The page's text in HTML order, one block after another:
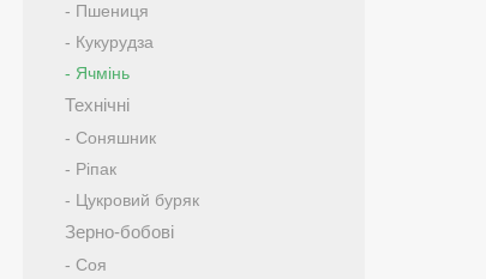
- Пшениця
- Кукурудза
- Ячмінь
Технічні
- Соняшник
- Ріпак
- Цукровий буряк
Зерно-бобові
- Соя